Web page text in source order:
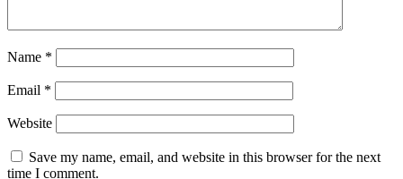
Name *
Email *
Website
Save my name, email, and website in this browser for the next
time I comment.